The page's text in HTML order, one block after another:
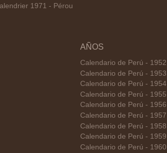
1971 - Pérou
AÑOS
Calendario de Perú - 1952
Calendario de Perú - 1953
Calendario de Perú - 1954
Calendario de Perú - 1955
Calendario de Perú - 1956
Calendario de Perú - 1957
Calendario de Perú - 1958
Calendario de Perú - 1959
Calendario de Perú - 1960